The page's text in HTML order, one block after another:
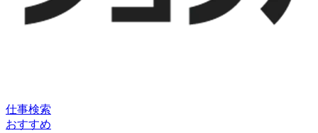
仕事検索
おすすめ